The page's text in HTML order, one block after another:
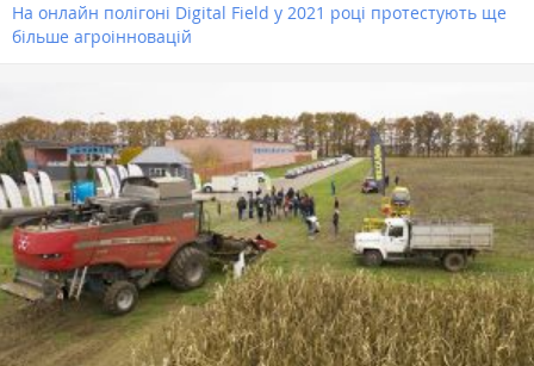
На онлайн полігоні Digital Field у 2021 році протестують ще
більше агроінновацій